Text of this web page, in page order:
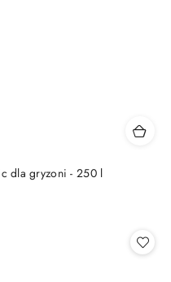
dla gryzoni - 250 l